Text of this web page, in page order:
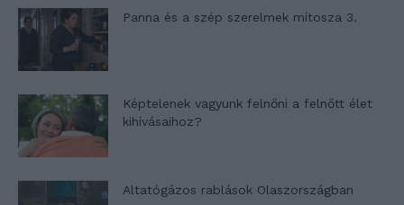
Panna és a szép szerelmek mítosza 3.
Képtelenek vagyunk felnőni a felnőtt élet
kihívásaihoz?
Altatógázos rablások Olaszországban